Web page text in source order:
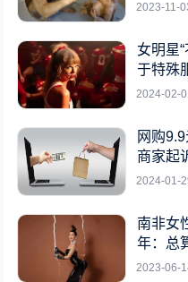
2023-11-
女明星
于特殊
2024-02-
网购
商家起
2024-01-
南非女
年：总
2023-06-